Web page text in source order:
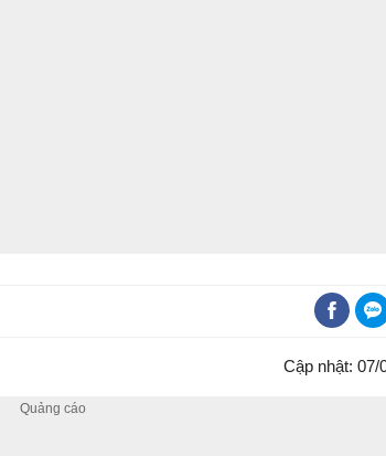
Cập nhật: 07/